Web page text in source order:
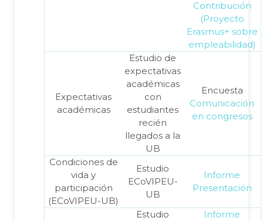
Contribución
(Proyecto
Erasmus+ sobre
empleabilidad)
Expectativas
académicas
Estudio de
expectativas
académicas
con
estudiantes
recién
llegados a la
UB
Encuesta
Comunicación
en congresos
Condiciones de
vida y
participación
(ECoVIPEU-UB)
Estudio
ECoVIPEU-
UB
Informe
Presentación
Estudio
Informe